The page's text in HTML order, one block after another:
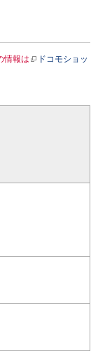
情報は
ドコモショッ